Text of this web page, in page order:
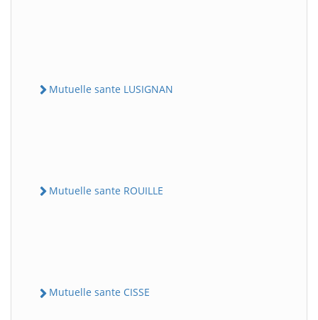
Mutuelle sante LUSIGNAN
Mutuelle sante ROUILLE
Mutuelle sante CISSE